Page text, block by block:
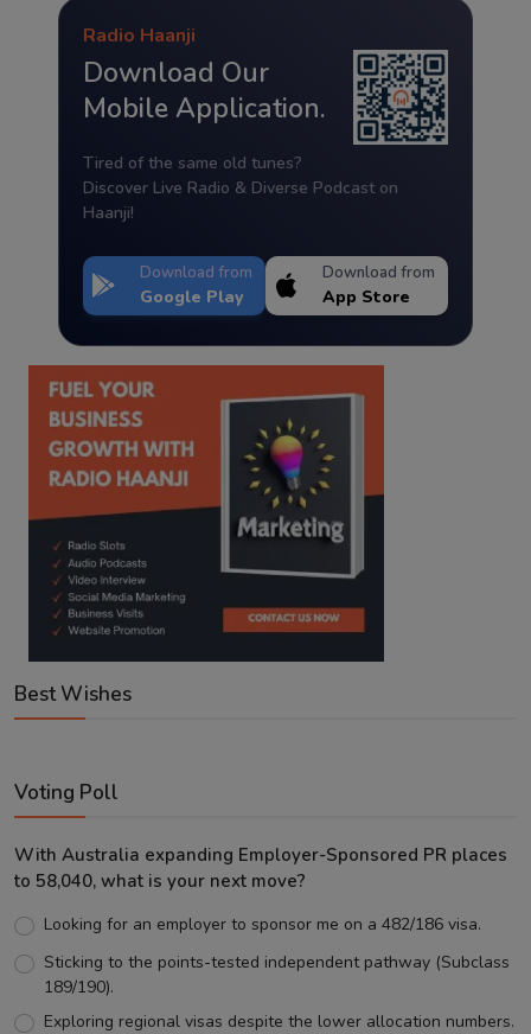
Radio Haanji
Download Our
Mobile Application.
Tired of the same old tunes?
Discover Live Radio & Diverse Podcast on
Haanji!
Download from
Google Play
Download from
App Store
Best Wishes
Voting Poll
With Australia expanding Employer-Sponsored PR places
to 58,040, what is your next move?
Looking for an employer to sponsor me on a 482/186 visa.
Sticking to the points-tested independent pathway (Subclass
189/190).
Exploring regional visas despite the lower allocation numbers.